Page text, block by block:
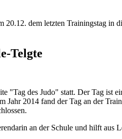
dem letzten Trainingstag
Telgte
"Tag des Judo" statt. Der Tag ist
2014 fand der Tag an der
an der Schule und hilft aus